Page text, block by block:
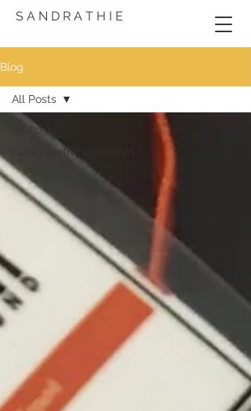
S A N D R A T H I E
Blog
All Posts
kunst/portretschilderen
All Posts